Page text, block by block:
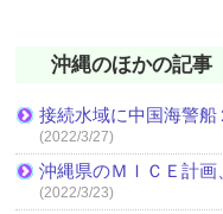
沖縄のほかの記事
接続水域に中国海警
(2022/3/27)
沖縄県のＭＩＣＥ計
(2022/3/23)